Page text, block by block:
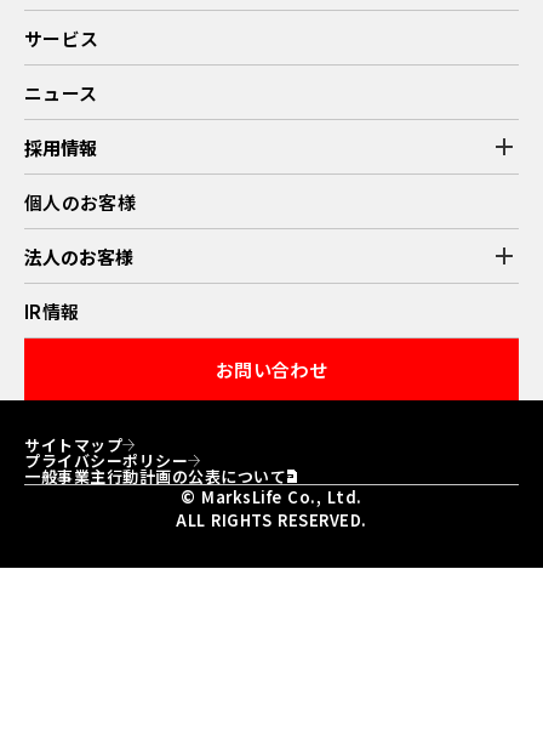
マークスライフのストーリー
代表挨拶
企業理念
会社概要
サービス
ニュース
採用情報 add
新卒採用情報
キャリア採用情報
働く環境・制度
募集職種
エントリー
個人のお客様
法人のお客様 add
業務提携
IR情報
お問い合わせ
サイトマップ
プライバシーポリシー
一般事業主行動計画の公表について
© MarksLife Co., Ltd.
ALL RIGHTS RESERVED.